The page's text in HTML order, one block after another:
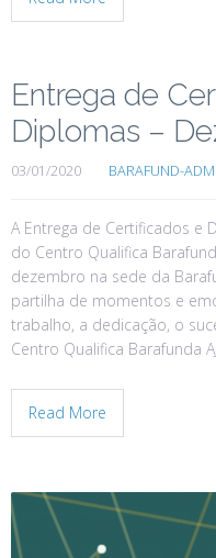
Entrega de
Diplomas –
03/01/2020 BARAFUND-
A Entrega de Certificados e
do Centro Qualifica
dezembro na sede da
partilha de momentos e
trabalho, a dedicação, o
Centro Qualifica Barafunda
Read More